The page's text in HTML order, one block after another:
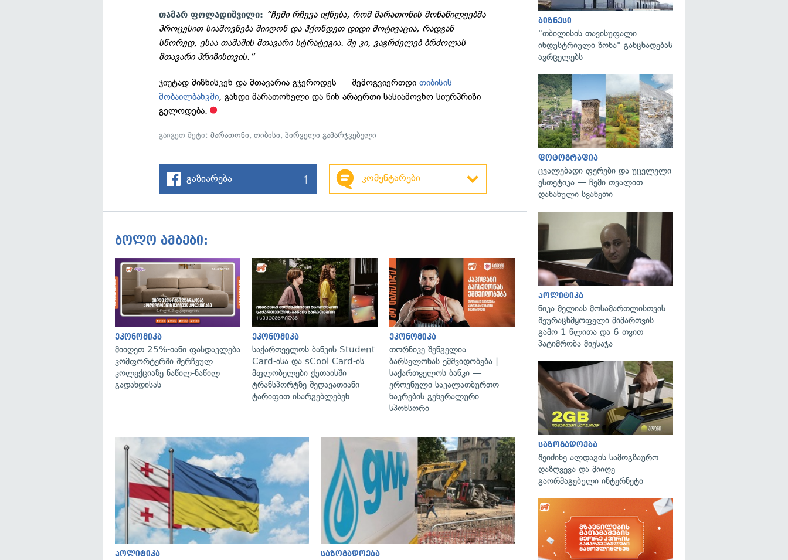
თამარ ფოლადიშვილი: “ჩემი რჩევა იქნება, რომ მარათონის მონაწილეებმა
პროცესით სიამოვნება მიიღონ და ჰქონდეთ დიდი მოტივაცია, რადგან
სწორედ, ესაა თამაშის მთავარი სტრატეგია. მე კი, ვაგრძელებ ბრძოლას
მთავარი პრიზისთვის.“
ჯიუტად მიზნისკენ და მთავარია გჯეროდეს — შემოგვიერთდითიბისის
მობაილბანკში, გახდი მარათონელი და წინ არაერთი სასიამოვნო სიურპრიზი
გელოდება.
გაიგეთ მეტი:მარათონი,თიბისი,პირველი გამარჯვებული
გაზიარება 1 კომენტარები
ბოლო ამბები:
ეკონომიკა
მიიღეთ 25%-იანი ფასდაკლება
კომფორტერში შერჩეულ
კოლექციაზე ნაწილ-ნაწილ
გადახდისას
ეკონომიკა
საქართველოს ბანკის Student
Card-ისა და sCool Card-ის
მფლობელები ქუთაისში
ტრანსპორტზე შეღავათიანი
ტარიფით ისარგებლებენ
ეკონომიკა
თორნიკე შენგელია
ბარსელონას ემშვიდობება |
საქართველოს ბანკი —
ეროვნული საკალათბურთო
ნაკრების გენერალური
სპონსორი
გადახედვა
პოლიტიკა საზოგადოება
ბიზნესი
"თბილისის თავისუფალი
ინდუსტრიული ზონა" განცხადებას
ავრცელებს
ფოტოგრაფია
ცვალებადი ფერები და უცვლელი
ესთეტიკა — ჩემი თვალით
დანახული სვანეთი
პოლიტიკა
ნიკა მელიას მოსამართლისთვის
შეურაცხმყოფელი მიმართვის
გამო 1 წლითა და 6 თვით
პატიმრობა მიესაჯა
საზოგადოება
შეიძინე ალდაგის სამოგზაურო
დაზღვევა და მიიღე
გაორმაგებული ინტერნეტი